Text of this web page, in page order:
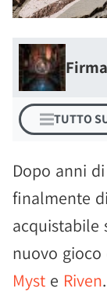
TUTTO
Dopo anni
finalmente
acquistabile
nuovo gioco
Myst e Riven.